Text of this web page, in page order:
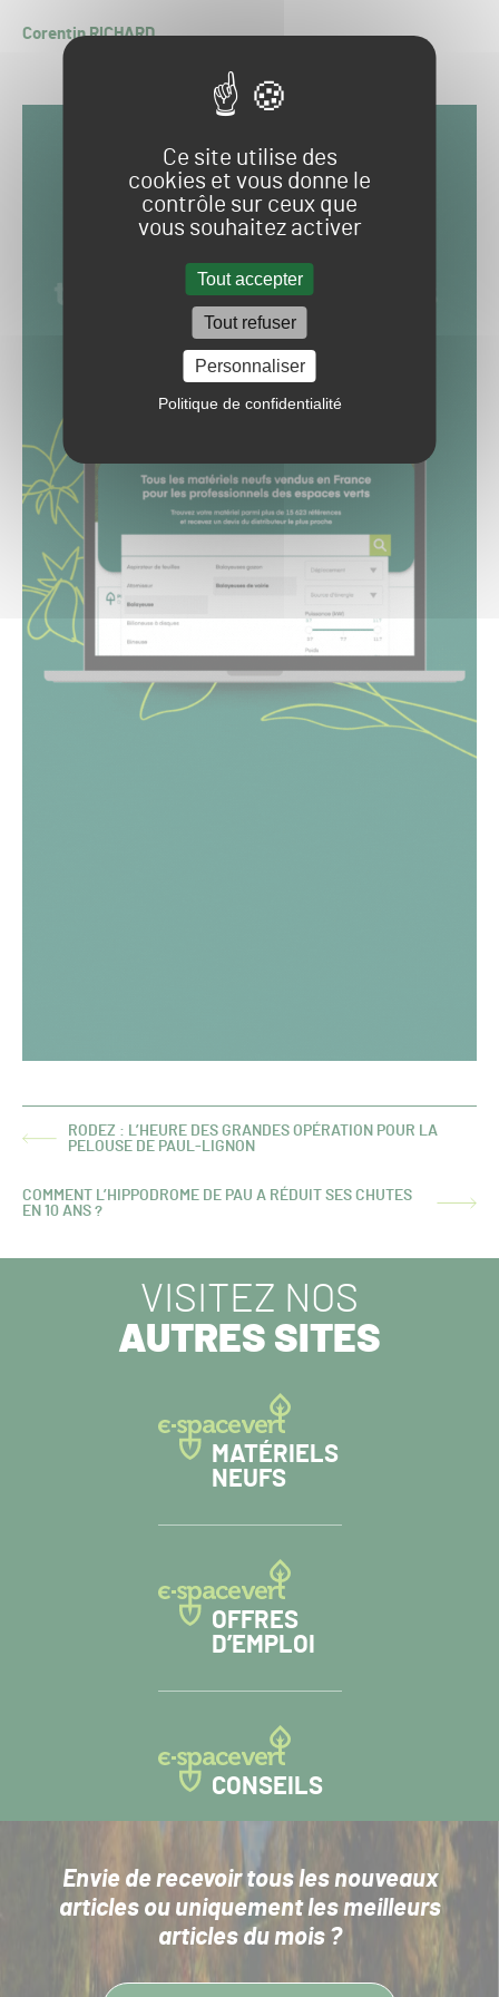
Ce site utilise des
cookies et vous donne le
contrôle sur ceux que
vous souhaitez activer
Tout accepter
Tout refuser
Personnaliser
Politique de confidentialité
Corentin RICHARD
ARTICLE
RODEZ : L’HEURE DES GRANDES OPÉRATION POUR LA
PELOUSE DE PAUL-LIGNON
ARTICLE
COMMENT L’HIPPODROME DE PAU A RÉDUIT SES CHUTES
EN 10 ANS ?
VISITEZ NOS
AUTRES SITES
MATÉRIELS
NEUFS
OFFRES
D’EMPLOI
CONSEILS
Envie de recevoir tous les nouveaux
articlesou uniquement les meilleurs
articles du mois ?